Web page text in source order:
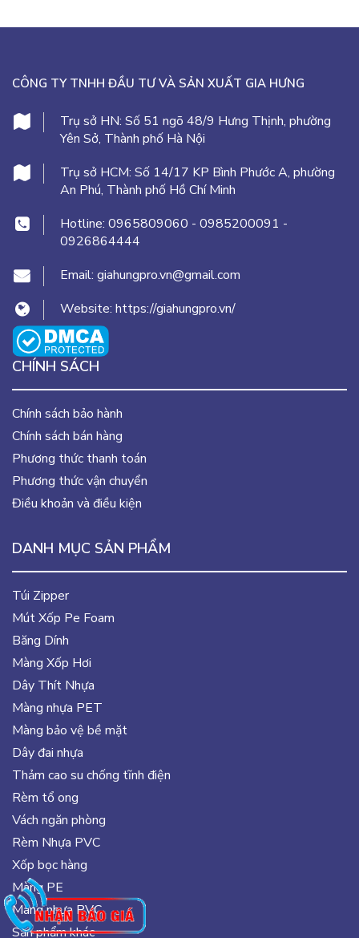
CÔNG TY TNHH ĐẦU TƯ VÀ SẢN XUẤT GIA HƯNG
Trụ sở HN: Số 51 ngõ 48/9 Hưng Thịnh, phường
Yên Sở, Thành phố Hà Nội
Trụ sở HCM: Số 14/17 KP Bình Phước A, phường
An Phú, Thành phố Hồ Chí Minh
Hotline: 0965809060 - 0985200091 -
0926864444
Email: giahungpro.vn@gmail.com
Website: https://giahungpro.vn/
CHÍNH SÁCH
Chính sách bảo hành
Chính sách bán hàng
Phương thức thanh toán
Phương thức vận chuyển
Điều khoản và điều kiện
DANH MỤC SẢN PHẨM
Túi Zipper
Mút Xốp Pe Foam
Băng Dính
Màng Xốp Hơi
Dây Thít Nhựa
Màng nhựa PET
Màng bảo vệ bề mặt
Dây đai nhựa
Thảm cao su chống tĩnh điện
Rèm tổ ong
Vách ngăn phòng
Rèm Nhựa PVC
Xốp bọc hàng
Màng PE
Màng nhựa PVC
Sản phẩm khác